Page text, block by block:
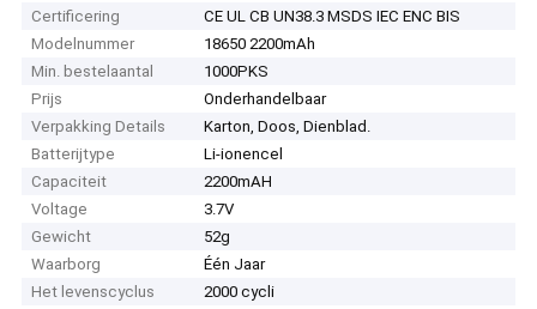
Certificering
CE UL CB UN38.3 MSDS IEC ENC BIS
Modelnummer
18650 2200mAh
Min. bestelaantal
1000PKS
Prijs
Onderhandelbaar
Verpakking Details
Karton, Doos, Dienblad.
Batterijtype
Li-ionencel
Capaciteit
2200mAH
Voltage
3.7V
Gewicht
52g
Waarborg
Één Jaar
Het levenscyclus
2000 cycli